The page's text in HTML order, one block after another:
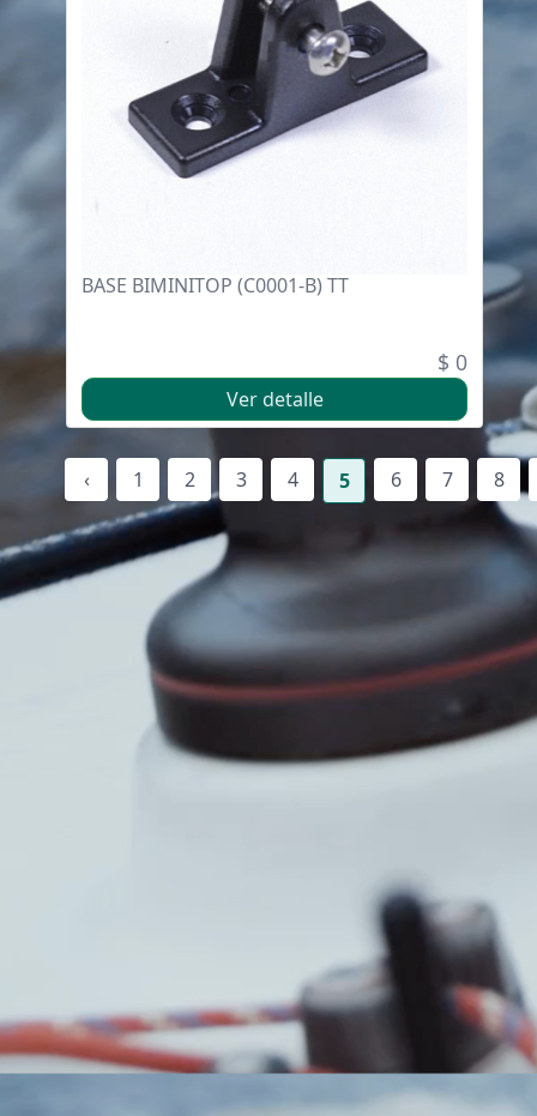
BASE BIMINITOP (C0001-B) TT
$ 0
Ver detalle
‹ 1 2 3 4 5 6 7 8